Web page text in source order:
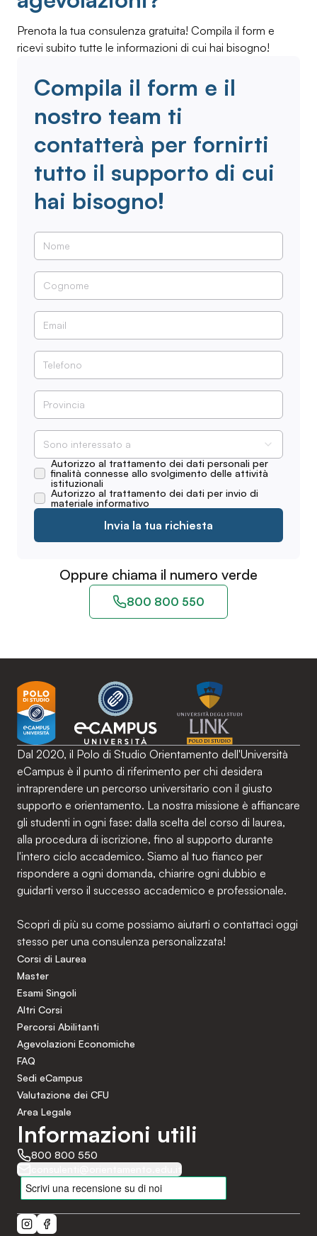
Prenota la tua consulenza gratuita! Compila il form e
ricevi subito tutte le informazioni di cui hai bisogno!
Compila il form e il
nostro team ti
contatterà per fornirti
tutto il supporto di cui
hai bisogno!
Sono interessato a
Autorizzo al trattamento dei dati personali per
finalità connesse allo svolgimento delle attività
istituzionali
Autorizzo al trattamento dei dati per invio di
materiale informativo
Invia la tua richiesta
Oppure chiama il numero verde
800 800 550
Dal 2020, il Polo di Studio Orientamento dell'Università
eCampus è il punto di riferimento per chi desidera
intraprendere un percorso universitario con il giusto
supporto e orientamento. La nostra missione è affiancare
gli studenti in ogni fase: dalla scelta del corso di laurea,
alla procedura di iscrizione, fino al supporto durante
l'intero ciclo accademico. Siamo al tuo fianco per
rispondere a ogni domanda, chiarire ogni dubbio e
guidarti verso il successo accademico e professionale.
Scopri di più su come possiamo aiutarti o contattaci oggi
stesso per una consulenza personalizzata!
Corsi di Laurea
Master
Esami Singoli
Altri Corsi
Percorsi Abilitanti
Agevolazioni Economiche
FAQ
Sedi eCampus
Valutazione dei CFU
Area Legale
Informazioni utili
800 800 550
consulenti@orientamento.edu.it